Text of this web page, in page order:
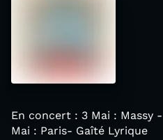
En concert : 3 Mai : Massy
Mai : Paris- Gaîté Lyrique